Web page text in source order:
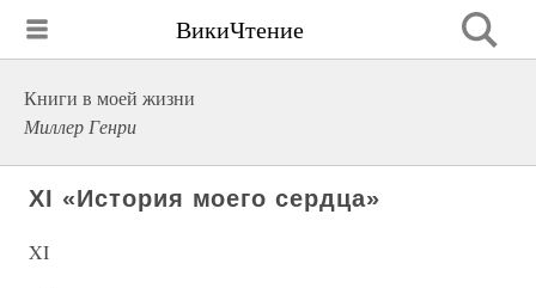
ВикиЧтение
Книги в моей жизни
Миллер Генри
XI «История моего сердца»
XI